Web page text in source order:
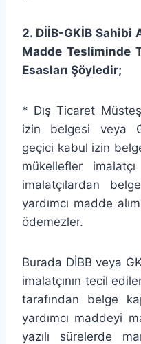
2. DİİB-GKİB Sahibi
Madde Tesliminde
Esasları Şöyledir;
* Dış Ticaret
izin belgesi veya
geçici kabul izin
mükellefler
imalatçılardan
yardımcı madde
ödemezler.
Burada DİBB veya
imalatçının tecil
tarafından belge
yardımcı maddeyi
yazılı sürelerde